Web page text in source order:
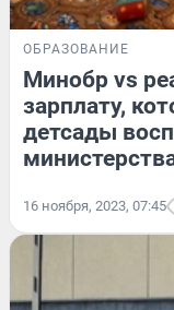
ОБРАЗОВАНИЕ
Минобр vs
зарплату,
детсады
16 ноября, 2023, 07:45